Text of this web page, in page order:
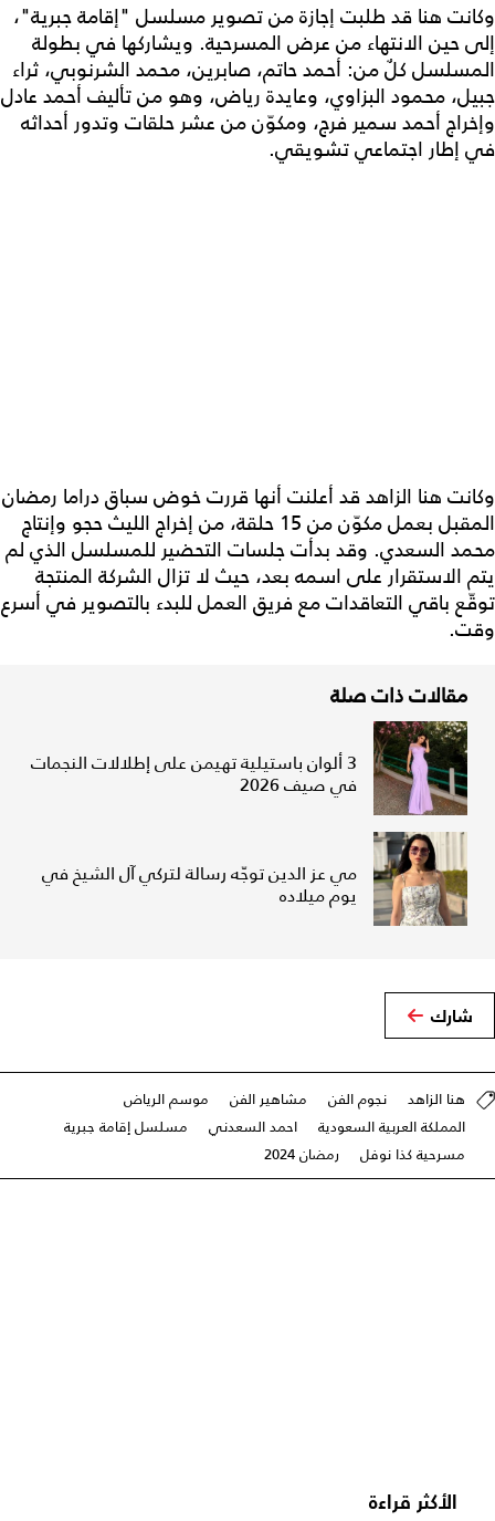
وكانت هنا قد طلبت إجازة من تصوير مسلسل "إقامة جبرية"،
إلى حين الانتهاء من عرض المسرحية. ويشاركها في بطولة
المسلسل كلٌ من: أحمد حاتم، صابرين، محمد الشرنوبي، ثراء
جبيل، محمود البزاوي، وعايدة رياض، وهو من تأليف أحمد عادل
وإخراج أحمد سمير فرج، ومكوّن من عشر حلقات وتدور أحداثه
في إطار اجتماعي تشويقي.
وكانت هنا الزاهد قد أعلنت أنها قررت خوض سباق دراما رمضان
المقبل بعمل مكوّن من 15 حلقة، من إخراج الليث حجو وإنتاج
محمد السعدي. وقد بدأت جلسات التحضير للمسلسل الذي لم
يتم الاستقرار على اسمه بعد، حيث لا تزال الشركة المنتجة
توقّع باقي التعاقدات مع فريق العمل للبدء بالتصوير في أسرع
وقت.
مقالات ذات صلة
3 ألوان باستيلية تهيمن على إطلالات النجمات
في صيف 2026
مي عز الدين توجّه رسالة لتركي آل الشيخ في
يوم ميلاده
شارك
هنا الزاهد نجوم الفن مشاهير الفن
موسم الرياض
المملكة العربية السعودية
احمد السعدني
مسلسل إقامة جبرية
مسرحية كذا نوفل
رمضان 2024
الأكثر قراءة